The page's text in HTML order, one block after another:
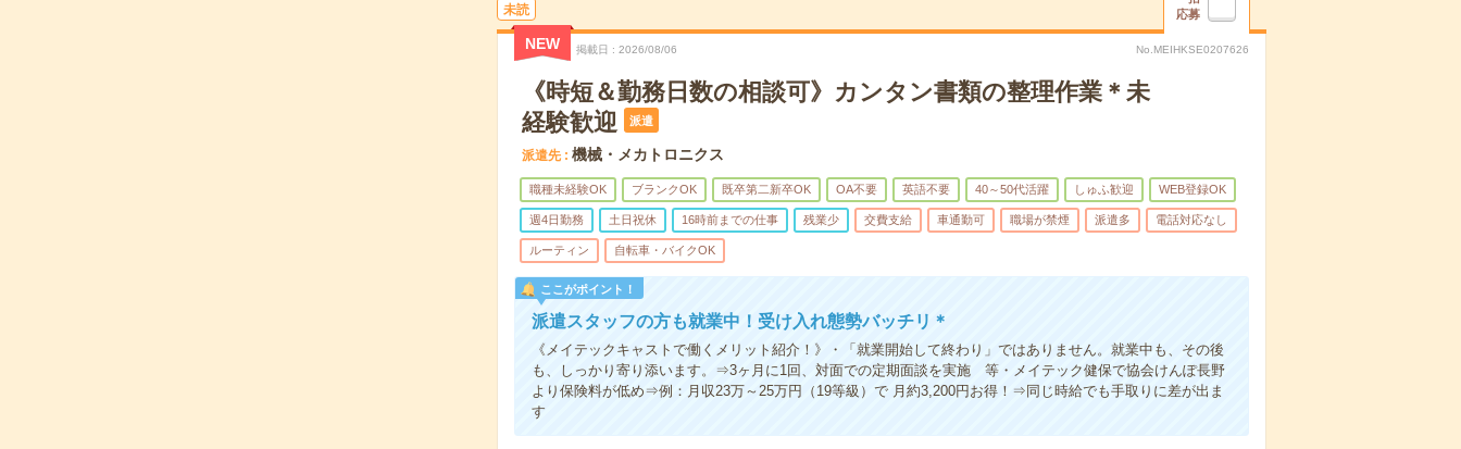
未読
応募
NEW 掲載日 2026/08/06 No.MEIHKSE0207626
《時短＆勤務日数の相談可》カンタン書類の整理作業＊未
経験歓迎
派遣
派遣先 機械・メカトロニクス
職種未経験OK ブランクOK 既卒第二新卒OK OA不要 英語不要 40～50代活躍 しゅふ歓迎 WEB登録OK
週4日勤務 土日祝休 16時前までの仕事 残業少 交費支給 車通勤可 職場が禁煙 派遣多 電話対応なし
ルーティン 自転車・バイクOK
ここがポイント！
派遣スタッフの方も就業中！受け入れ態勢バッチリ＊
《メイテックキャストで働くメリット紹介！》・「就業開始して終わり」ではありません。就業中も、その後
も、しっかり寄り添います。⇒3ヶ月に1回、対面での定期面談を実施 等・メイテック健保で協会けんぽ長野
より保険料が低め⇒例：月収23万～25万円（19等級）で 月約3,200円お得！⇒同じ時給でも手取りに差が出ま
す